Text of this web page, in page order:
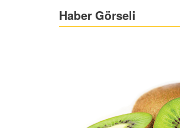
Haber Görseli